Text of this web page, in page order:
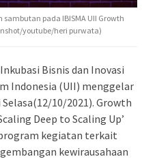
pada IBISMA UII Growth
youtube/heri purwata)
Bisnis dan Inovasi
Indonesia (UII) menggelar
10/2021). Growth
Deep to Scaling Up’
kegiatan terkait
kewirausahaan